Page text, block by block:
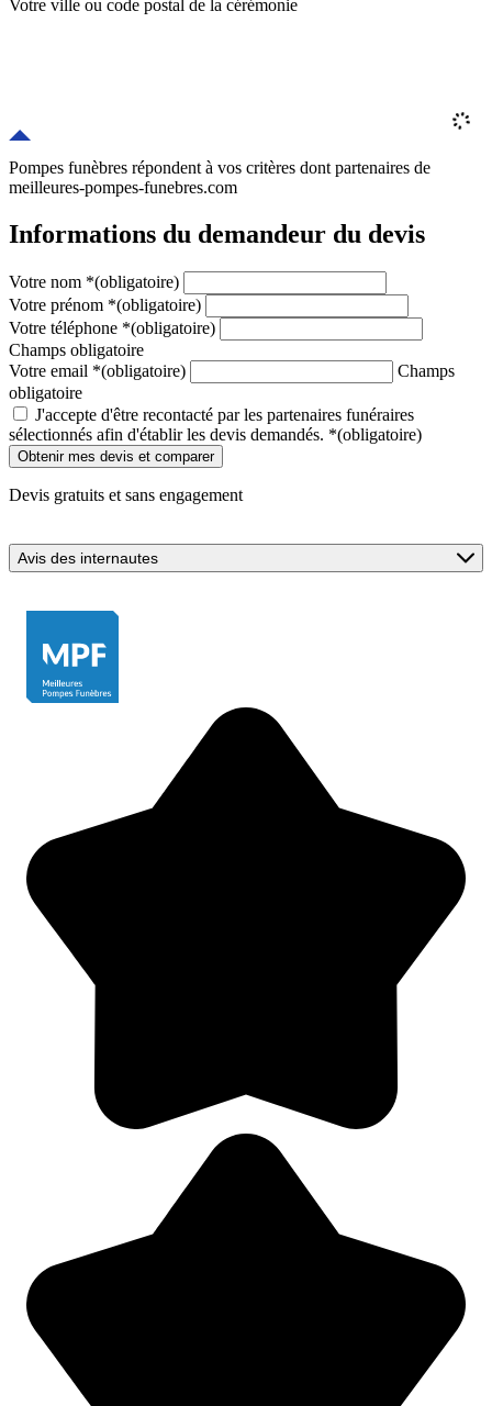
Votre ville ou code postal de la cérémonie
Pompes funèbres répondent à vos critères dont partenaires de
meilleures-pompes-funebres.com
Informations du demandeur du devis
Votre nom *(obligatoire)
Votre prénom *(obligatoire)
Votre téléphone *(obligatoire)
Champs obligatoire
Votre email *(obligatoire)
Champs
obligatoire
J'accepte d'être recontacté par les partenaires funéraires
sélectionnés afin d'établir les devis demandés. *(obligatoire)
Devis gratuits et sans engagement
Avis des internautes